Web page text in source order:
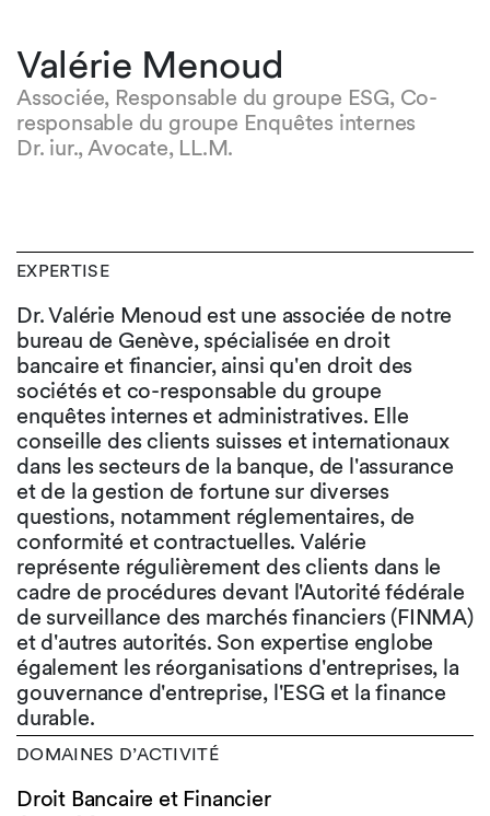
Valérie Menoud
Associée, Responsable du groupe ESG, Co-
responsable du groupe Enquêtes internes
Dr. iur., Avocate, LL.M.
EXPERTISE
Dr. Valérie Menoud est une associée de notre
bureau de Genève, spécialisée en droit
bancaire et financier, ainsi qu'en droit des
sociétés et co-responsable du groupe
enquêtes internes et administratives. Elle
conseille des clients suisses et internationaux
dans les secteurs de la banque, de l'assurance
et de la gestion de fortune sur diverses
questions, notamment réglementaires, de
conformité et contractuelles. Valérie
représente régulièrement des clients dans le
cadre de procédures devant l'Autorité fédérale
de surveillance des marchés financiers (FINMA)
et d'autres autorités. Son expertise englobe
également les réorganisations d'entreprises, la
gouvernance d'entreprise, l'ESG et la finance
durable.
DOMAINES D’ACTIVITÉ
Droit Bancaire et Financier